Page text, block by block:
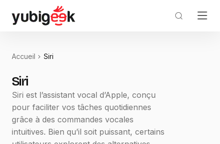
Accueil Siri
Siri
Siri est l’assistant vocal d’Apple, conçu
pour faciliter vos tâches quotidiennes
grâce à des commandes vocales
intuitives. Bien qu’il soit puissant, certains